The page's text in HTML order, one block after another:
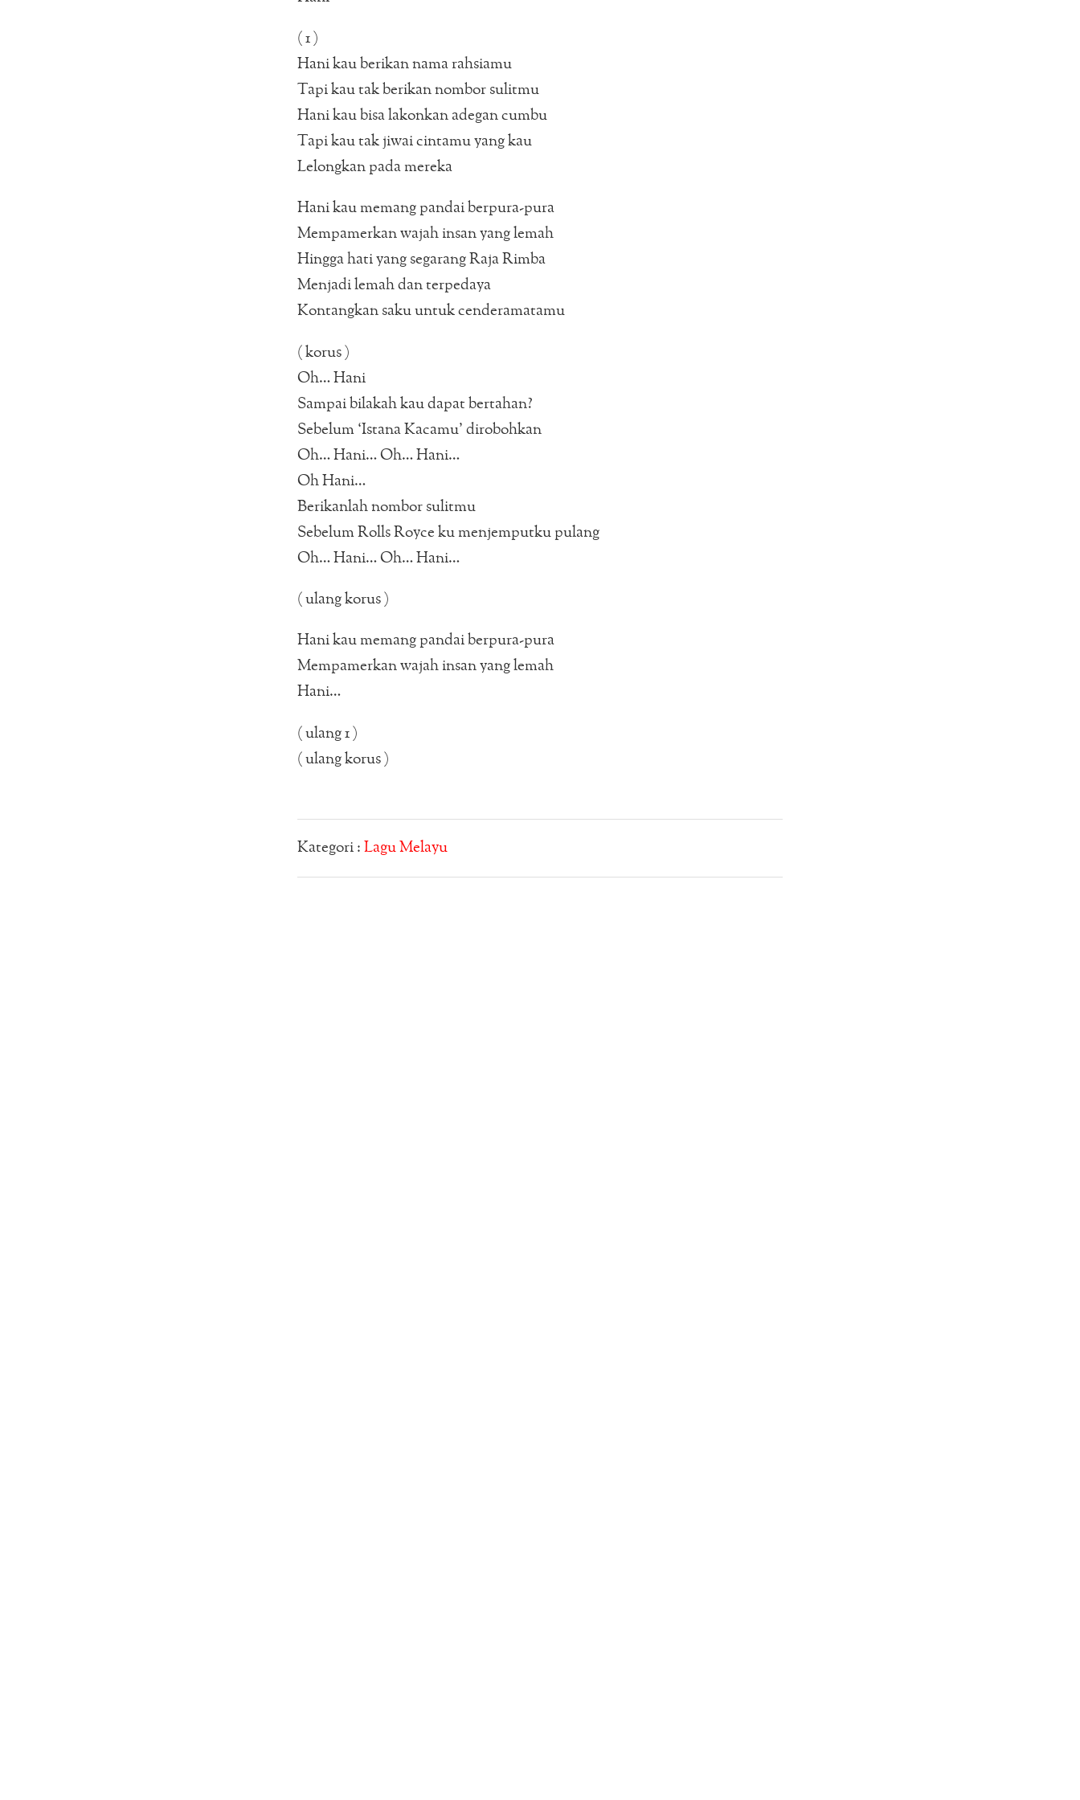
( 1 )
Hani kau berikan nama rahsiamu
Tapi kau tak berikan nombor sulitmu
Hani kau bisa lakonkan adegan cumbu
Tapi kau tak jiwai cintamu yang kau
Lelongkan pada mereka
Hani kau memang pandai berpura-pura
Mempamerkan wajah insan yang lemah
Hingga hati yang segarang Raja Rimba
Menjadi lemah dan terpedaya
Kontangkan saku untuk cenderamatamu
( korus )
Oh… Hani
Sampai bilakah kau dapat bertahan?
Sebelum ‘Istana Kacamu’ dirobohkan
Oh… Hani… Oh… Hani…
Oh Hani…
Berikanlah nombor sulitmu
Sebelum Rolls Royce ku menjemputku pulang
Oh… Hani… Oh… Hani…
( ulang korus )
Hani kau memang pandai berpura-pura
Mempamerkan wajah insan yang lemah
Hani…
( ulang 1 )
( ulang korus )
Kategori : Lagu Melayu